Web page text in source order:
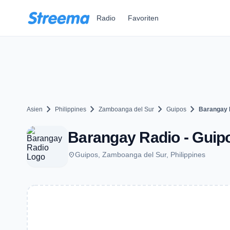
Radio Favoriten
Asien chevron_right Philippines chevron_right Zamboanga del Sur chevron_right Guipos chevron_right Barangay
Barangay Radio -
placeGuipos, Zamboanga del Sur, Philippines